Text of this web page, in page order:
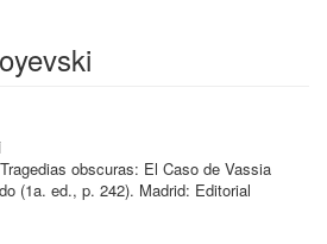
Tragedias obscuras: El Caso de Vassia
(1a. ed., p. 242). Madrid: Editorial